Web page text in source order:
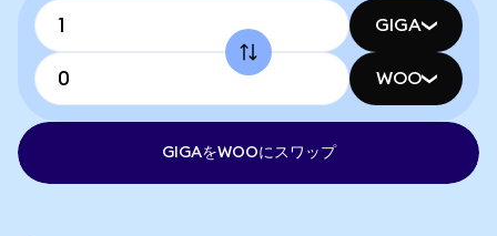
GIGA
WOO
GIGAをWOOにスワップ